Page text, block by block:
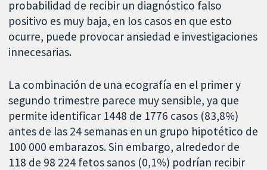
probabilidad de recibir un diagnóstico falso
positivo es muy baja, en los casos en que esto
ocurre, puede provocar ansiedad e investigaciones
innecesarias.
La combinación de una ecografía en el primer y
segundo trimestre parece muy sensible, ya que
permite identificar 1448 de 1776 casos (83,8%)
antes de las 24 semanas en un grupo hipotético de
100 000 embarazos. Sin embargo, alrededor de
118 de 98 224 fetos sanos (0,1%) podrían recibir